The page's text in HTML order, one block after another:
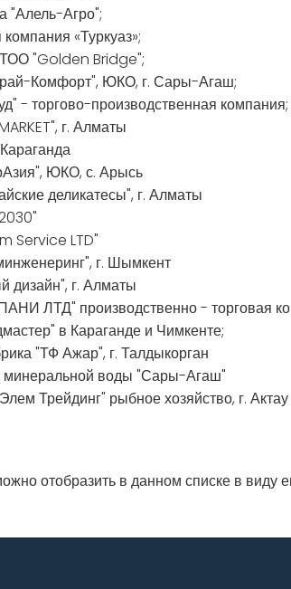
"Алель-Агро";
«Туркуаз»;
"Golden Bridge";
Комфорт", ЮКО, г. Сары-Агаш;
- торгово-производственная компания;
г. Алматы
ЮКО, с. Арысь
деликатесы", г. Алматы
Service LTD"
г. Шымкент
дизайн", г. Алматы
ЛТД" производственно - торговая
в Караганде и Чимкенте;
"ТФ Ажар", г. Талдыкорган
минеральной воды "Сары-Агаш"
Трейдинг" рыбное хозяйство, г. Актау
отобразить в данном списке в виду